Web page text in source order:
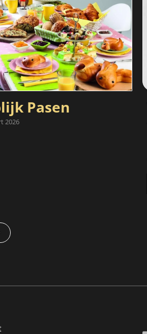
Pasen
2026